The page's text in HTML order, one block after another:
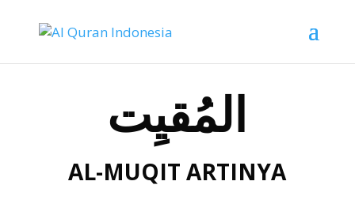
المُقيِت
AL-MUQIT ARTINYA